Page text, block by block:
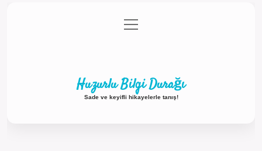
Gizlilik Politikası
menüyü
aç
Huzurlu Bilgi Durağı
Sade ve keyifli hikayelerle tanış!